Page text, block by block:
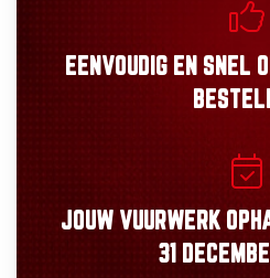
EENVOUDIGEN SNEL
JOUW VUURWERK
31